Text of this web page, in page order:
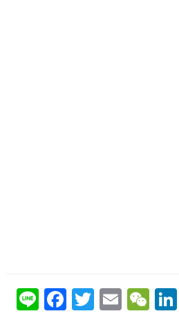
Li F
T
E
W